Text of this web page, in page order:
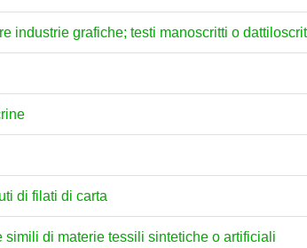
industrie grafiche; testi manoscritti o
di filati di carta
di materie tessili sintetiche o artificiali